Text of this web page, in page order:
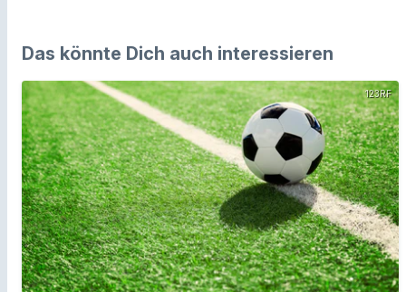
Das könnte Dich auch interessieren
123RF